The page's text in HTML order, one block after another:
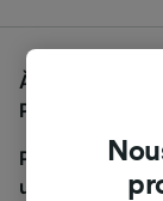
À la recherche
Paris, vous
Pour trouver
une recherche